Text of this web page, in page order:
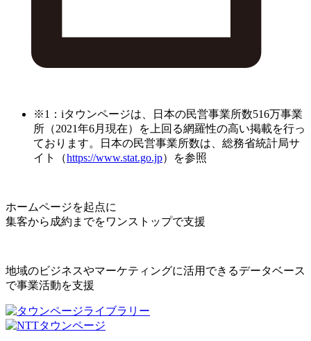
※1：iタウンページは、日本の民営事業所数516万事業
所（2021年6月現在）を上回る網羅性の高い掲載を行っ
ております。日本の民営事業所数は、総務省統計局サ
イト（https://www.stat.go.jp）を参照
ホームページを起点に
集客から成約までをワンストップで支援
地域のビジネスやマーケティングに活用できるデータベース
で事業活動を支援